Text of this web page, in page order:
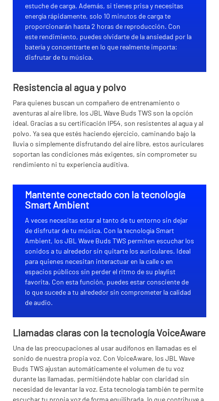
estuche de carga. Además, si tienes prisa y necesitas
energía rápidamente, solo 10 minutos de carga te
proporcionarán hasta 2 horas de reproducción. Con
este rendimiento, puedes olvidarte de la ansiedad por la
batería y concentrarte en lo que realmente importa:
disfrutar de tu música.
Resistencia al agua y polvo
Para quienes buscan un compañero de entrenamiento o
aventuras al aire libre, los JBL Wave Buds TWS son la opción
ideal. Gracias a su certificación IP54, son resistentes al agua y al
polvo. Ya sea que estés haciendo ejercicio, caminando bajo la
lluvia o simplemente disfrutando del aire libre, estos auriculares
soportan las condiciones más exigentes, sin comprometer su
rendimiento ni tu experiencia auditiva.
Mantente conectado con la tecnología
Smart Ambient
A veces necesitas estar al tanto de tu entorno sin dejar
de disfrutar de tu música. Con la tecnología Smart
Ambient, los JBL Wave Buds TWS permiten escuchar los
sonidos a tu alrededor sin quitarte los auriculares. Ideal
para quienes necesitan interactuar en la calle o en
espacios públicos sin perder el ritmo de su playlist
favorita. Con esta función, puedes estar consciente de
lo que sucede a tu alrededor sin comprometer la calidad
de audio.
Llamadas claras con la tecnología VoiceAware
Una de las preocupaciones al usar audífonos en llamadas es el
sonido de nuestra propia voz. Con VoiceAware, los JBL Wave
Buds TWS ajustan automáticamente el volumen de tu voz
durante las llamadas, permitiéndote hablar con claridad sin
necesidad de levantar la voz. Esta tecnología también te permite
escuchar tu propia voz de forma equilibrada, lo que contribuye a